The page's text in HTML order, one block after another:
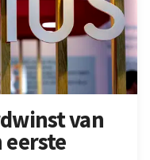
van
eerste